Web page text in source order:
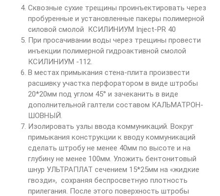
Сквозные сухие трещины проинъектировать через
пробуренные и установленные пакеры полимерной
силовой смолой КСИЛИНИУМ Inject-PR 40
При просачивании воды через трещины провести
инъекции полимерной гидроактивной смолой
КСИЛИНИУМ -112.
В местах примыкания стена-плита произвести
расшивку участка перфоратором в виде штробы
20*20мм под углом 45° и зачеканить в виде
дополнительной галтели составом КАЛЬМАТРОН-
ШОВНЫЙ.
Изолировать узлы ввода коммуникаций. Вокруг
примыкания конструкции к вводу коммуникаций
сделать штробу не менее 40мм по высоте и на
глубину не менее 100мм. Уложить бентонитовый
шнур УЛЬТРАПЛАТ сечением 15*25мм на «жидкие
гвозди», сохраняя беспросветную плотность
прилегания. После этого поверхность штробы